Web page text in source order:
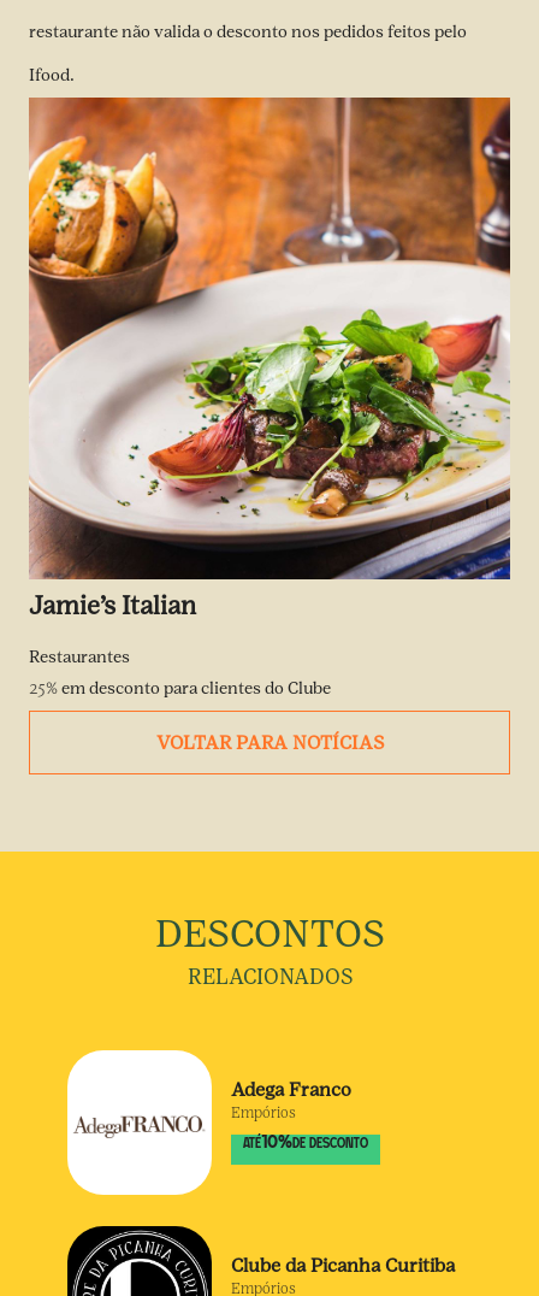
restaurante não valida o desconto nos pedidos feitos pelo
Ifood.
Jamie’s Italian
Restaurantes
25%em desconto para clientes do Clube
VOLTAR PARA NOTÍCIAS
DESCONTOS
RELACIONADOS
Adega Franco
Empórios
ATÉ 10% DE DESCONTO
Clube da Picanha Curitiba
Empórios